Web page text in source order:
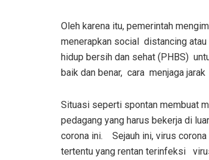
Oleh karena itu, pemerintah
menerapkan social distancing
hidup bersih dan sehat (PHBS)
baik dan benar, cara menjaga
Situasi seperti spontan membuat
pedagang yang harus bekerja di
corona ini. Sejauh ini, virus
tertentu yang rentan terinfeksi